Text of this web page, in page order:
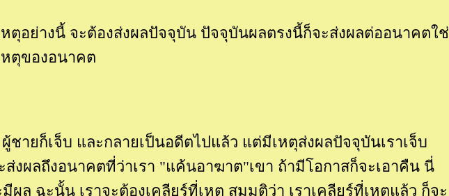
ตุอย่างนี้ จะต้องส่งผลปัจจุบัน ปัจจุบันผลตรงนี้ก็จะส่งผลต่ออนาคตใช่
หตุของอนาคต
ายก็เจ็บ และกลายเป็นอดีตไปแล้ว แต่มีเหตุส่งผลปัจจุบันเราเจ็บ
ส่งผลถึงอนาคตที่ว่าเรา "แค้นอาฆาต"เขา ถ้ามีโอกาสก็จะเอาคืน นี่
ล ฉะนั้น เราจะต้องเคลียร์ที่เหตุ สมมติว่า เราเคลียร์ที่เหตุแล้ว ก็จะ